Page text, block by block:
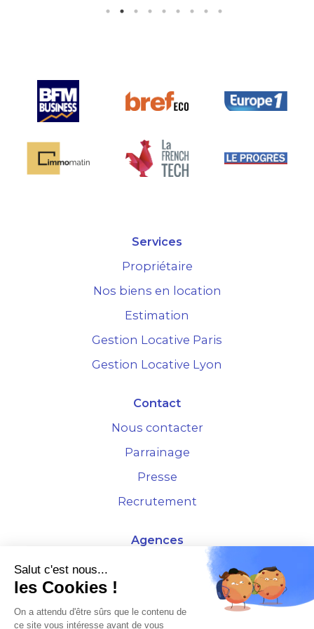
Services
Propriétaire
Nos biens en location
Estimation
Gestion Locative Paris
Gestion Locative Lyon
Contact
Nous contacter
Parrainage
Presse
Recrutement
Agences
4 Rue de la Bourse - 69001 Lyon
10 rue d'Austerlitz - 75012 Paris
Salut c'est nous...
les Cookies !
On a attendu d'être sûrs que le contenu de
ce site vous intéresse avant de vous